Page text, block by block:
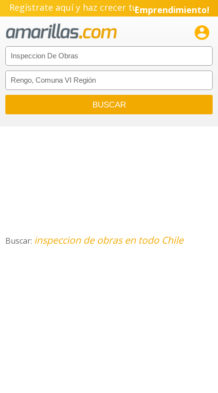
Regístrate aquí y haz crecer tuEmprendimiento!

Buscar: inspeccion de obras en todo Chile